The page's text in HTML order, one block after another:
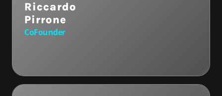
Riccardo
Pirrone
CoFounder